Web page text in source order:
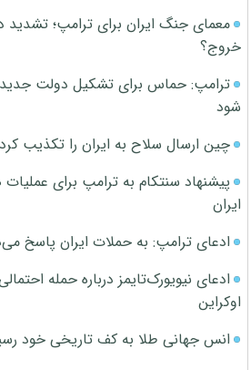
معمای جنگ ایران برای ترامپ؛ تشدید
خروج؟
ترامپ: حماس برای تشکیل دولت جدید
شود
چین ارسال سلاح به ایران را تکذیب کرد
پیشنهاد سنتکام به ترامپ برای
ایران
ادعای ترامپ: به حملات ایران پاسخ
ادعای نیویورک‌تایمز درباره حمله
اوکراین
انس جهانی طلا به کف تاریخی خود